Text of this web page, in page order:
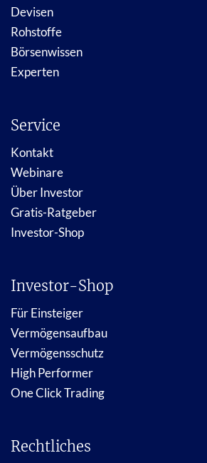
Devisen
Rohstoffe
Börsenwissen
Experten
Service
Kontakt
Webinare
Über Investor
Gratis-Ratgeber
Investor-Shop
Investor-Shop
Für Einsteiger
Vermögensaufbau
Vermögensschutz
High Performer
One Click Trading
Rechtliches